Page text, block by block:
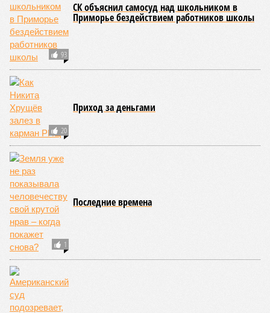
93
СК объяснил самосуд над школьником в
Приморье бездействием работников школы
20
Приход за деньгами
1
Последние времена